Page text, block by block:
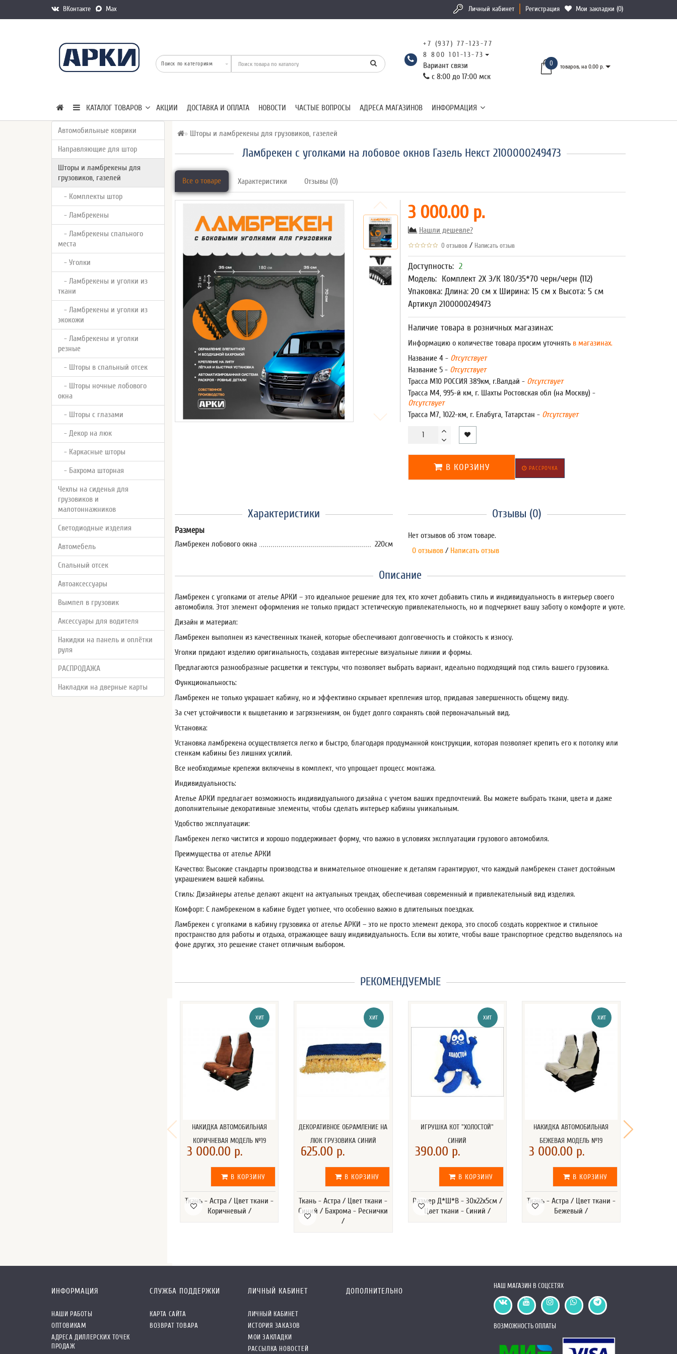
ВКонтакте Max Личный кабинет Регистрация Мои закладки (0)
+7 (937) 77-123-77
8 800 101-13-73
Вариант связи
с 8:00 до 17:00 мск
0 товаров, на 0.00 р.
КАТАЛОГ ТОВАРОВ АКЦИИ ДОСТАВКА И ОПЛАТА НОВОСТИ ЧАСТЫЕ ВОПРОСЫ АДРЕСА МАГАЗИНОВ ИНФОРМАЦИЯ
Автомобильные коврики
Направляющие для штор
Шторы и ламбрекены для
грузовиков, газелей
- Комплекты штор
- Ламбрекены
- Ламбрекены спального
места
- Уголки
- Ламбрекены и уголки из
ткани
- Ламбрекены и уголки из
экокожи
- Ламбрекены и уголки
резные
- Шторы в спальный отсек
- Шторы ночные лобового
окна
- Шторы с глазами
- Декор на люк
- Каркасные шторы
- Бахрома шторная
Чехлы на сиденья для
грузовиков и
малотоннажников
Светодиодные изделия
Автомебель
Спальный отсек
Автоаксессуары
Вымпел в грузовик
Аксессуары для водителя
Накидки на панель и оплётки
руля
РАСПРОДАЖА
Накладки на дверные карты
Шторы и ламбрекены для грузовиков, газелей
Ламбрекен с уголками на лобовое окнов Газель Некст 2100000249473
Все о товаре Характеристики Отзывы (0)
3 000.00 р.
Нашли дешевле?
0 отзывов / Написать отзыв
Доступность: 2
Модель: Комплект 2Х Э/К 180/35*70 черн/черн (112)
Упаковка: Длина: 20 см x Ширина: 15 см x Высота: 5 см
Артикул 2100000249473
Наличие товара в розничных магазинах:
Информацию о количестве товара просим уточнятьв магазинах.
Название 4 - Отсутствует
Название 5 - Отсутствует
Трасса М10 РОССИЯ 389км, г.Валдай - Отсутствует
Трасса М4, 995-й км, г. Шахты Ростовская обл (на Москву) -
Отсутствует
Трасса М7, 1022-км, г. Елабуга, Татарстан - Отсутствует
В КОРЗИНУ РАССРОЧКА
Характеристики
Размеры
Ламбрекен лобового окна 220см
Отзывы (0)
Нет отзывов об этом товаре.
0 отзывов / Написать отзыв
Описание
Ламбрекен с уголками от ателье АРКИ – это идеальное решение для тех, кто хочет добавить стиль и индивидуальность в интерьер своего
автомобиля. Этот элемент оформления не только придаст эстетическую привлекательность, но и подчеркнет вашу заботу о комфорте и уюте.
Дизайн и материал:
Ламбрекен выполнен из качественных тканей, которые обеспечивают долговечность и стойкость к износу.
Уголки придают изделию оригинальность, создавая интересные визуальные линии и формы.
Предлагаются разнообразные расцветки и текстуры, что позволяет выбрать вариант, идеально подходящий под стиль вашего грузовика.
Функциональность:
Ламбрекен не только украшает кабину, но и эффективно скрывает крепления штор, придавая завершенность общему виду.
За счет устойчивости к выцветанию и загрязнениям, он будет долго сохранять свой первоначальный вид.
Установка:
Установка ламбрекена осуществляется легко и быстро, благодаря продуманной конструкции, которая позволяет крепить его к потолку или
стенкам кабины без лишних усилий.
Все необходимые крепежи включены в комплект, что упрощает процесс монтажа.
Индивидуальность:
Ателье АРКИ предлагает возможность индивидуального дизайна с учетом ваших предпочтений. Вы можете выбрать ткани, цвета и даже
дополнительные декоративные элементы, чтобы сделать интерьер кабины уникальным.
Удобство эксплуатации:
Ламбрекен легко чистится и хорошо поддерживает форму, что важно в условиях эксплуатации грузового автомобиля.
Преимущества от ателье АРКИ
Качество: Высокие стандарты производства и внимательное отношение к деталям гарантируют, что каждый ламбрекен станет достойным
украшением вашей кабины.
Стиль: Дизайнеры ателье делают акцент на актуальных трендах, обеспечивая современный и привлекательный вид изделия.
Комфорт: С ламбрекеном в кабине будет уютнее, что особенно важно в длительных поездках.
Ламбрекен с уголками в кабину грузовика от ателье АРКИ – это не просто элемент декора, это способ создать корректное и стильное
пространство для работы и отдыха, отражающее вашу индивидуальность. Если вы хотите, чтобы ваше транспортное средство выделялось на
фоне других, это решение станет отличным выбором.
РЕКОМЕНДУЕМЫЕ
ХИТ
НАКИДКА АВТОМОБИЛЬНАЯ
КОРИЧНЕВАЯ МОДЕЛЬ №19
3 000.00 р.
В КОРЗИНУ
Ткань - Астра / Цвет ткани -
Коричневый /
ХИТ
ДЕКОРАТИВНОЕ ОБРАМЛЕНИЕ НА
ЛЮК ГРУЗОВИКА СИНИЙ
625.00 р.
В КОРЗИНУ
Ткань - Астра / Цвет ткани -
Синий / Бахрома - Реснички
/
ХИТ
ИГРУШКА КОТ "ХОЛОСТОЙ"
СИНИЙ
390.00 р.
В КОРЗИНУ
Размер Д*Ш*В - 30х22х5см /
Цвет ткани - Синий /
ХИТ
НАКИДКА АВТОМОБИЛЬНАЯ
БЕЖЕВАЯ МОДЕЛЬ №19
3 000.00 р.
В КОРЗИНУ
Ткань - Астра / Цвет ткани -
Бежевый /
ИНФОРМАЦИЯ
НАШИ РАБОТЫ
ОПТОВИКАМ
АДРЕСА ДИЛЛЕРСКИХ ТОЧЕК
ПРОДАЖ
СЛУЖБА ПОДДЕРЖКИ
КАРТА САЙТА
ВОЗВРАТ ТОВАРА
ЛИЧНЫЙ КАБИНЕТ
ЛИЧНЫЙ КАБИНЕТ
ИСТОРИЯ ЗАКАЗОВ
МОИ ЗАКЛАДКИ
РАССЫЛКА НОВОСТЕЙ
ДОПОЛНИТЕЛЬНО
НАШ МАГАЗИН В СОЦСЕТЯХ
ВОЗМОЖНОСТЬ ОПЛАТЫ